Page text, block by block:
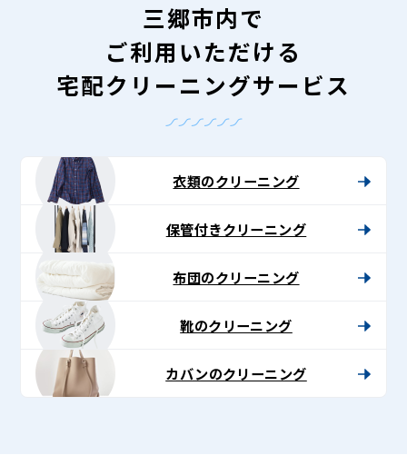
三郷市内で
ご利用いただける
宅配クリーニングサービス
衣類のクリーニング
保管付きクリーニング
布団のクリーニング
靴のクリーニング
カバンのクリーニング